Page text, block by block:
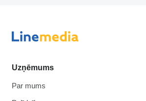
Uzņēmums
Par mums